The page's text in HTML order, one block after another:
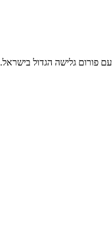
עם פורום גלישה הגדול בישראל.